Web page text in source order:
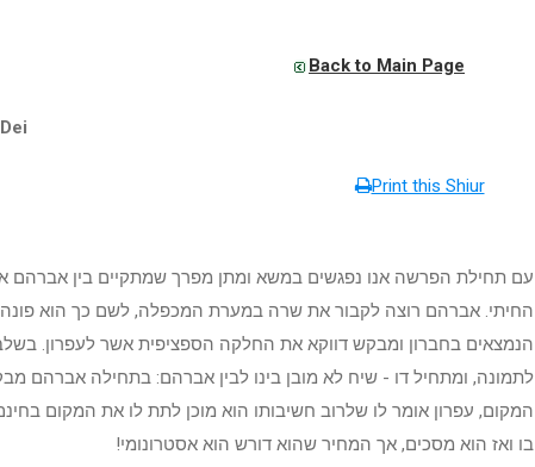
Back to Main Page
Print this Shiur
עם תחילת הפרשה אנו נפגשים במשא ומתן מפרך שמתקיים בין אברהם
החיתי. אברהם רוצה לקבור את שרה במערת המכפלה, לשם כך הוא
הנמצאים בחברון ומבקש דווקא את החלקה הספציפית אשר לעפרון.
לתמונה, ומתחיל דו - שיח לא מובן בינו לבין אברהם: בתחילה אברהם
המקום, עפרון אומר לו שלרוב חשיבותו הוא מוכן לתת לו את המקום
בו ואז הוא מסכים, אך המחיר שהוא דורש הוא אסטרונומי!